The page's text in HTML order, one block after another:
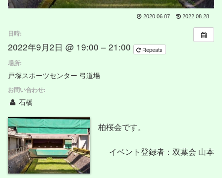
2020.06.07 2022.08.28
日時:
2022年9月2日 @ 19:00 – 21:00 Repeats
場所:
戸塚スポーツセンター 弓道場
お問い合わせ:
石橋
柏桜会です。
イベント登録者：双葉会 山本